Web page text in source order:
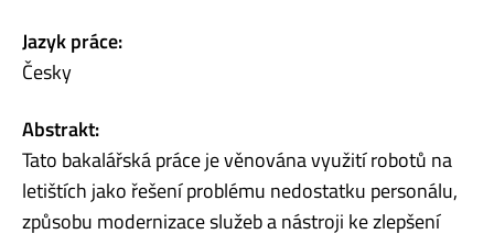
Jazyk práce:
Česky
Abstrakt:
Tato bakalářská práce je věnována využití robotů na
letištích jako řešení problému nedostatku personálu,
způsobu modernizace služeb a nástroji ke zlepšení